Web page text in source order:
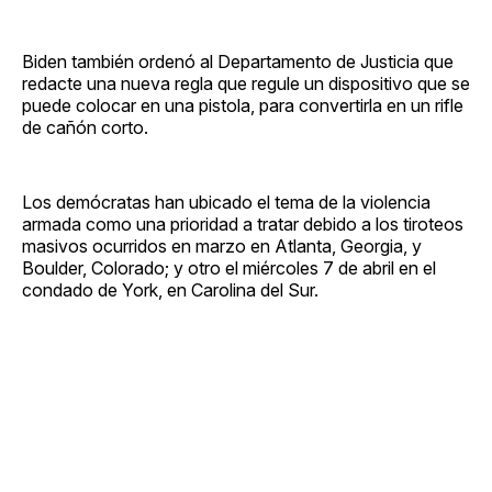
Biden también ordenó al Departamento de Justicia que
redacte una nueva regla que regule un dispositivo que se
puede colocar en una pistola, para convertirla en un rifle
de cañón corto.
Los demócratas han ubicado el tema de la violencia
armada como una prioridad a tratar debido a los tiroteos
masivos ocurridos en marzo en Atlanta, Georgia, y
Boulder, Colorado; y otro el miércoles 7 de abril en el
condado de York, en Carolina del Sur.